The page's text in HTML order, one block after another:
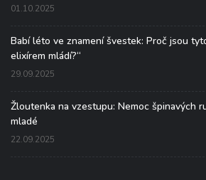
01.10.2025
Babí léto ve znamení švestek: Proč jsou
elixírem mládí?“
29.09.2025
Žloutenka na vzestupu: Nemoc špinavých
mladé
22.09.2025